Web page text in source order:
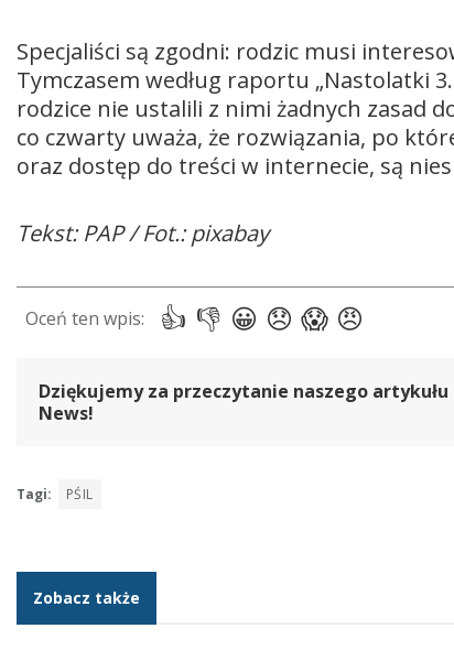
Specjaliści są zgodni: rodzic musi
Tymczasem według raportu „Nastolatki
rodzice nie ustalili z nimi żadnych zasad
co czwarty uważa, że rozwiązania, po
oraz dostęp do treści w internecie, są
Tekst: PAP / Fot.: pixabay
Dziękujemy za przeczytanie naszego artykułu
News!
Tagi: PŚIL
Zobacz także